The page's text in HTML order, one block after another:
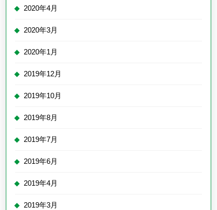
2020年4月
2020年3月
2020年1月
2019年12月
2019年10月
2019年8月
2019年7月
2019年6月
2019年4月
2019年3月